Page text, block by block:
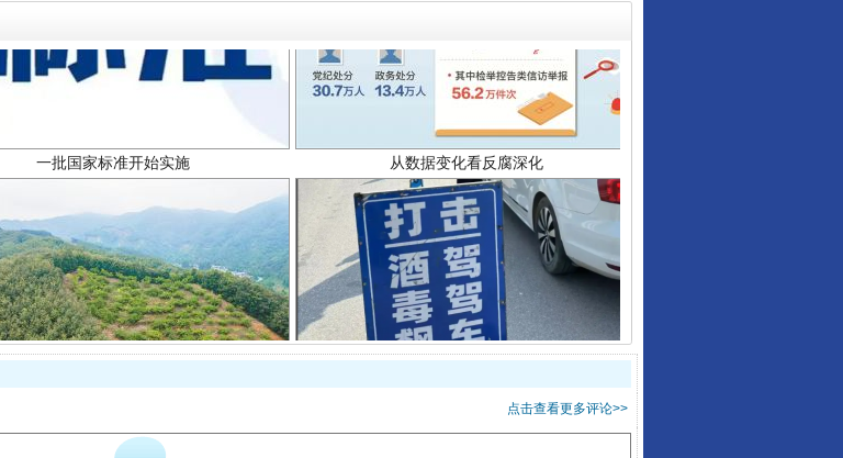
一批国家标准开始实施 从数据变化看反腐深化
以产业富民促振兴 酒驾未被当场查获能处罚吗
点击查看更多评论>>